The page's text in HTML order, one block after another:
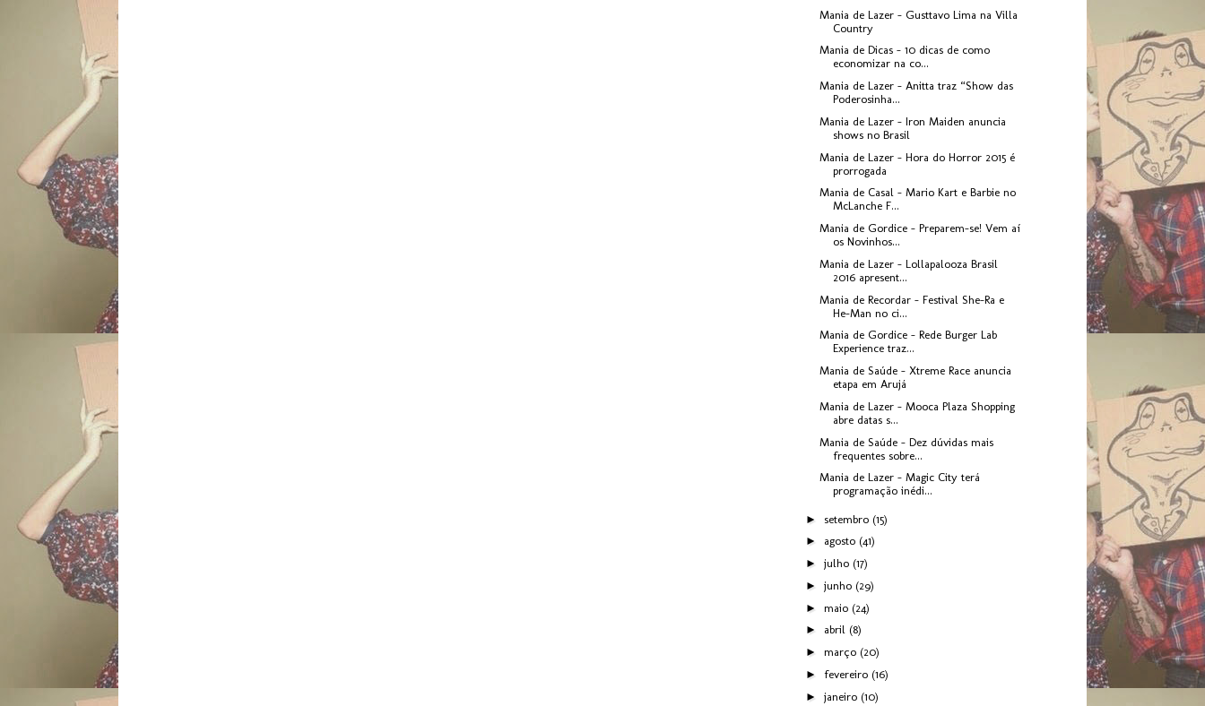
Mania de Lazer - Gusttavo Lima na Villa
Country
Mania de Dicas - 10 dicas de como
economizar na co...
Mania de Lazer - Anitta traz “Show das
Poderosinha...
Mania de Lazer - Iron Maiden anuncia
shows no Brasil
Mania de Lazer - Hora do Horror 2015 é
prorrogada
Mania de Casal - Mario Kart e Barbie no
McLanche F...
Mania de Gordice - Preparem-se! Vem aí
os Novinhos...
Mania de Lazer - Lollapalooza Brasil
2016 apresent...
Mania de Recordar - Festival She-Ra e
He-Man no ci...
Mania de Gordice - Rede Burger Lab
Experience traz...
Mania de Saúde - Xtreme Race anuncia
etapa em Arujá
Mania de Lazer - Mooca Plaza Shopping
abre datas s...
Mania de Saúde - Dez dúvidas mais
frequentes sobre...
Mania de Lazer - Magic City terá
programação inédi...
► setembro (15)
► agosto (41)
► julho (17)
► junho (29)
► maio (24)
► abril (8)
► março (20)
► fevereiro (16)
► janeiro (10)